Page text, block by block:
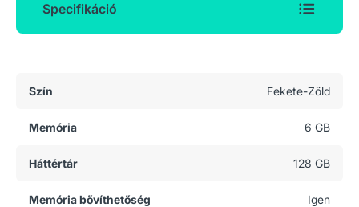
Specifikáció
Szín Fekete-Zöld
Memória 6 GB
Háttértár 128 GB
Memória bővíthetőség Igen